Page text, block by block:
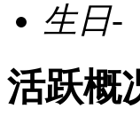
生日-
活跃概